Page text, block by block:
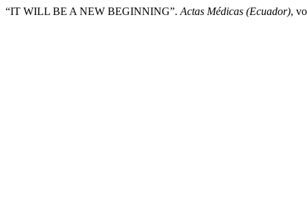
“IT WILL BE A NEW BEGINNING”. Actas Médicas (Ecuador),